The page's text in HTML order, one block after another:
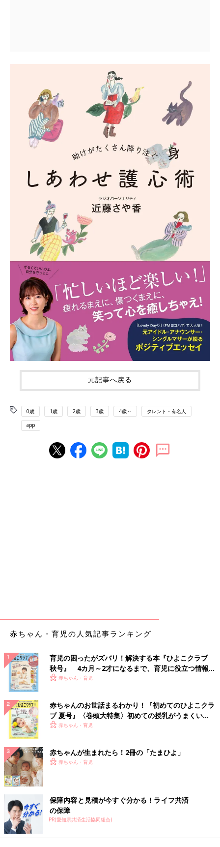
元記事へ戻る
0歳 1歳 2歳 3歳 4歳～ タレント・有名人
app
赤ちゃん・育児の人気記事ランキング
育児の困ったがズバリ！解決する本『ひよこクラブ
秋号』 4カ月～2才になるまで、育児に役立つ情報が
いっぱい！
赤ちゃん・育児
赤ちゃんのお世話まるわかり！『初めてのひよこクラ
ブ 夏号』〈巻頭大特集〉初めての授乳がうまくい
く！ おっぱい・ミルクの基本と夏のトラブル 解決テ
赤ちゃん・育児
赤ちゃんが生まれたら！2冊の「たまひよ」
赤ちゃん・育児
保障内容と見積が今すぐ分かる！ライフ共済
の保障
PR(愛知県共済生活協同組合)